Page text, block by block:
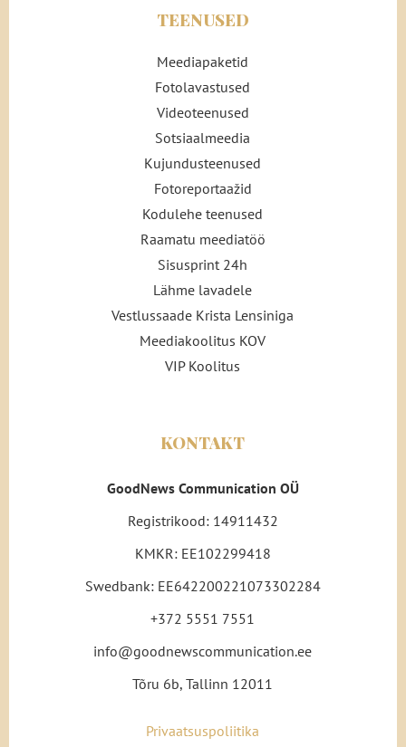
TEENUSED
Meediapaketid
Fotolavastused
Videoteenused
Sotsiaalmeedia
Kujundusteenused
Fotoreportaažid
Kodulehe teenused
Raamatu meediatöö
Sisusprint 24h
Lähme lavadele
Vestlussaade Krista Lensiniga
Meediakoolitus KOV
VIP Koolitus
KONTAKT
GoodNews Communication OÜ
Registrikood: 14911432
KMKR: EE102299418
Swedbank: EE642200221073302284
+372 5551 7551
info@goodnewscommunication.ee
Tõru 6b, Tallinn 12011
Privaatsuspoliitika